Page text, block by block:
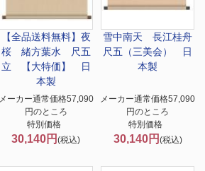
【全品送料無料】 夜
桜 緒方葉水 尺五
立 【大特価】 日
本製
メーカー通常価格57,090
円のところ
特別価格
30,140円(税込)
雪中南天 長江桂舟
尺五（三美会） 日
本製
メーカー通常価格57,090
円のところ
特別価格
30,140円 (税込)